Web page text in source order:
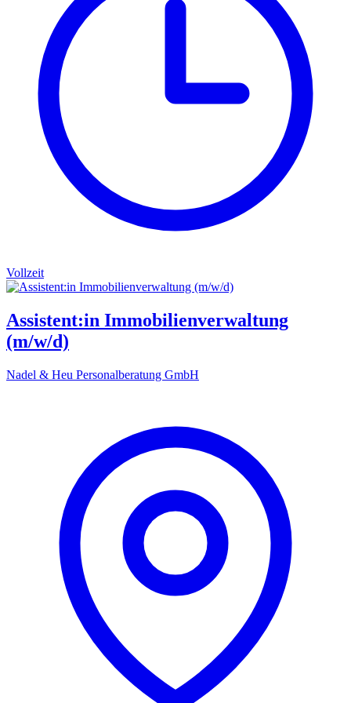
Vollzeit
Assistent:in Immobilienverwaltung
(m/w/d)
Nadel & Heu Personalberatung GmbH